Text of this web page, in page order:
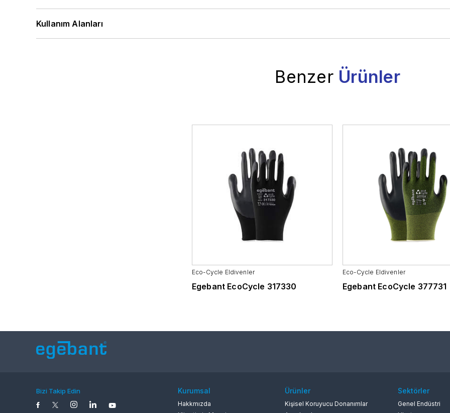
Kullanım Alanları
Taş ve Toprağa Dayalı
Sanayi
Kimya ve Petrol
Benzer Ürünler
Eco-Cycle Eldivenler
Egebant EcoCycle 317330
Eco-Cycle Eldivenler
Egebant EcoCycle 377731
Bizi Takip Edin Kurumsal
Hakkmızda
Ürünler
Kişisel Koruyucu Donanımlar
Sektörler
Genel Endüstri